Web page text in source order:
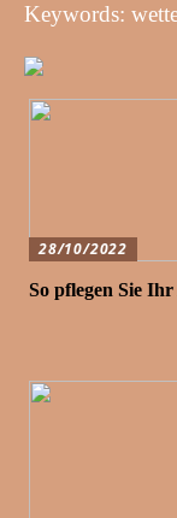
Keywords:
28/10/2022
So pflegen Sie